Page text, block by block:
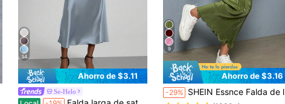
34
Ahorro de $3.11
Se-Helo
9
Ahorro de $3.16
-29% SHEIN Essnce Falda de lápiz de cintura elástica